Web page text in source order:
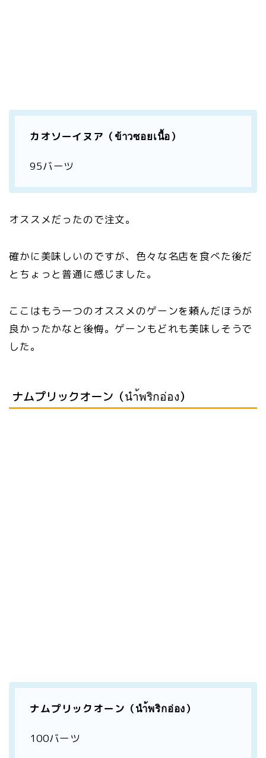
カオソーイヌア（ข้าวซอยเนื้อ）
95バーツ
オススメだったので注文。
確かに美味しいのですが、色々な名店を食べた後だ
とちょっと普通に感じました。
ここはもう一つのオススメのゲーンを頼んだほうが
良かったかなと後悔。ゲーンもどれも美味しそうで
した。
ナムプリックオーン（นำ้พริกอ่อง）
ナムプリックオーン（นำ้พริกอ่อง）
100バーツ